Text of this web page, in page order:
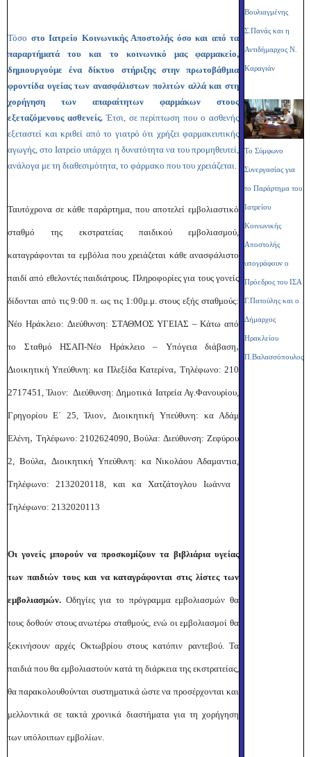
Τόσο στο Ιατρείο Κοινωνικής Αποστολής όσο και από τα
παραρτήματά του και το κοινωνικό μας φαρμακείο,
δημιουργούμε ένα δίκτυο στήριξης στην πρωτοβάθμια
φροντίδα υγείας των ανασφάλιστων πολιτών αλλά και στη
χορήγηση των απαραίτητων φαρμάκων στους
εξεταζόμενους ασθενείς.Έτσι, σε περίπτωση που ο ασθενής
εξεταστεί και κριθεί από το γιατρό ότι χρήζει φαρμακευτικής
αγωγής, στο Ιατρείο υπάρχει η δυνατότητα να του προμηθευτεί,
ανάλογα με τη διαθεσιμότητα, το φάρμακο που του χρειάζεται.
Ταυτόχρονα σε κάθε παράρτημα, που αποτελεί εμβολιαστικό
σταθμό της εκστρατείας παιδικού εμβολιασμού,
καταγράφονται τα εμβόλια που χρειάζεται κάθε ανασφάλιστο
παιδί από εθελοντές παιδιάτρους. Πληροφορίες για τους γονείς
δίδονται από τις 9:00 π. ως τις 1:00μ.μ. στους εξής σταθμούς:
Νέο Ηράκλειο: Διεύθυνση: ΣΤΑΘΜΟΣ ΥΓΕΙΑΣ – Κάτω από
το Σταθμό ΗΣΑΠ-Νέο Ηράκλειο – Υπόγεια διάβαση,
Διοικητική Υπεύθυνη: κα Πλεξίδα Κατερίνα, Τηλέφωνο: 210
2717451, Ίλιον: Διεύθυνση: Δημοτικά Ιατρεία Αγ.Φανουρίου,
Γρηγορίου Ε΄ 25, Ίλιον, Διοικητική Υπεύθυνη: κα Αδάμ
Ελένη, Τηλέφωνο: 2102624090, Βούλα: Διεύθυνση: Ζεφύρου
2, Βούλα,Διοικητική Υπεύθυνη: κα Νικολάου Αδαμαντια,
Τηλέφωνο: 2132020118, και κα Χατζάτογλου Ιωάννα
Τηλέφωνο: 2132020113
Οι γονείς μπορούν να προσκομίζουν τα βιβλιάρια υγείας
των παιδιών τους και να καταγράφονται στις λίστες των
εμβολιασμών. Οδηγίες για το πρόγραμμα εμβολιασμών θα
τους δοθούν στους ανωτέρω σταθμούς, ενώ οι εμβολιασμοί θα
ξεκινήσουν αρχές Οκτωβρίου στους κατόπιν ραντεβού. Τα
παιδιά που θα εμβολιαστούν κατά τη διάρκεια της εκστρατείας,
θα παρακολουθούνται συστηματικά ώστε να προσέρχονται και
μελλοντικά σε τακτά χρονικά διαστήματα για τη χορήγηση
των υπόλοιπων εμβολίων.
Βουλιαγμένης
Σ.Πανάς και η
Αντιδήμαρχος Ν.
Καραγιάν
Το Σύμφωνο
Συνεργασίας για
το Παράρτημα του
Ιατρείου
Κοινωνικής
Αποστολής
υπογράφουν ο
Πρόεδρος του ΙΣΑ
Γ.Πατούλης και ο
Δήμαρχος
Ηρακλείου
Π.Βαλασσόπουλος